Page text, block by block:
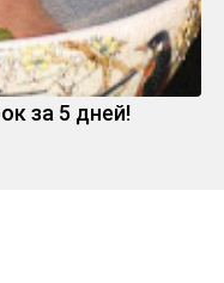
за 5 дней!